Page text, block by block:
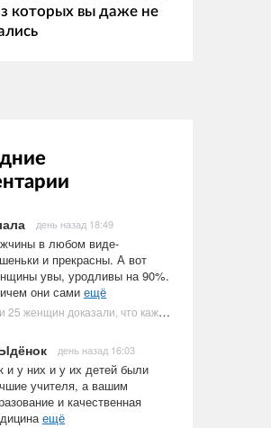
которых вы даже не
день назад 18:49
в любом виде-
и прекрасны. А вот
увы, уродливы на 90%.
они сами ещё
Эти 25 женщин доказали, что каждое тело имеет право быть в бикини
день назад 16:03
и у них и у их детей были
учителя, а вашим
и качественная
ещё